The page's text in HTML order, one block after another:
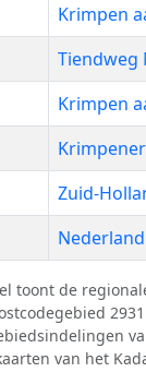
Krimpen
Tiendweg
Krimpen
Zuid-
Nederland
toont de
van het